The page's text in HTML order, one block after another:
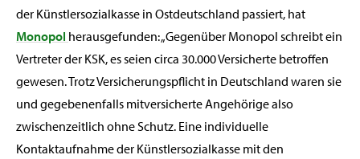
der Künstlersozialkasse in Ostdeutschland passiert, hat
Monopol herausgefunden: „Gegenüber Monopol schreibt ein
Vertreter der KSK, es seien circa 30.000 Versicherte betroffen
gewesen. Trotz Versicherungspflicht in Deutschland waren sie
und gegebenenfalls mitversicherte Angehörige also
zwischenzeitlich ohne Schutz. Eine individuelle
Kontaktaufnahme der Künstlersozialkasse mit den